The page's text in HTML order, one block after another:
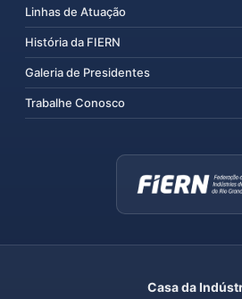
Linhas de Atuação
História da FIERN
Galeria de Presidentes
Trabalhe Conosco
Casa da